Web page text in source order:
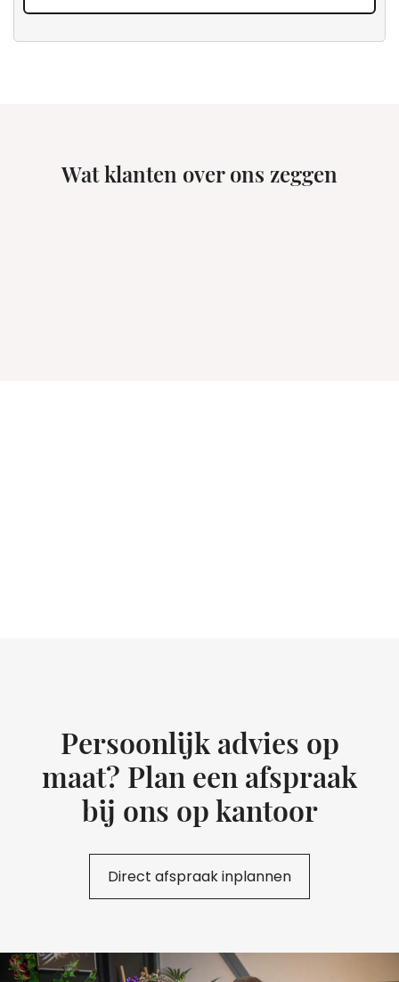
Wat klanten over ons zeggen
Persoonlijk advies op
maat? Plan een afspraak
bij ons op kantoor
Direct afspraak inplannen